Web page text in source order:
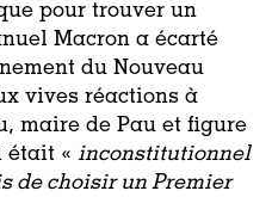
pour trouver un
Macron a écarté
du Nouveau
vives réactions à
maire de Pau et figure
était « inconstitutionnel
de choisir un Premier